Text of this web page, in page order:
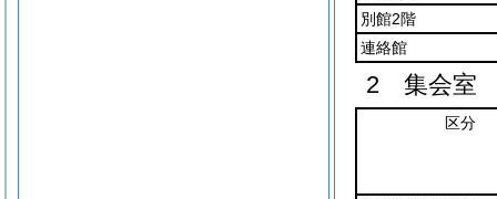
別館2階
連絡館
2 集会室
区分